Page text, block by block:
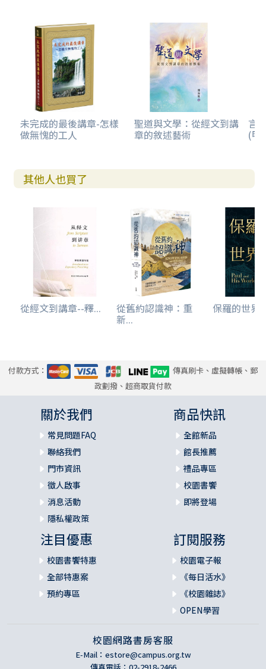
未完成的最後講章-怎樣
做無愧的工人
聖道與文學：從經文到講
章的敘述藝術
言
(甲
其他人也買了
從經文到講章--釋... 從舊約認識神：重
新...
保羅的世界
付款方式：
傳真刷卡、虛擬轉帳、郵
政劃撥、超商取貨付款
關於我們
常見問題FAQ
聯絡我們
門市資訊
徵人啟事
消息活動
隱私權政策
商品快訊
全館新品
館長推薦
禮品專區
校園書饗
即將登場
注目優惠
校園書饗特惠
全部特惠案
預約專區
訂閱服務
校園電子報
《每日活水》
《校園雜誌》
OPEN學習
校園網路書房客服
E-Mail： estore@campus.org.tw